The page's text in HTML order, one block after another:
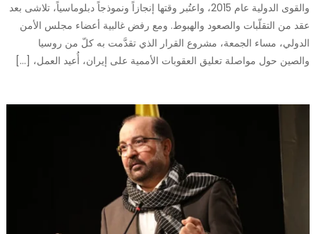
والقوى الدولية عام 2015، واعتُبر وقتها إنجازاً ونموذجاً دبلوماسياً، تلاشى بعد
عقد من التقلّبات والصعود والهبوط. ومع رفض غالبية أعضاء مجلس الأمن
الدولي، مساء الجمعة، مشروع القرار الذي تقدَّمت به كلّ من روسيا
والصين حول مواصلة تعليق العقوبات الأممية على إيران، أُعيد العمل، […]